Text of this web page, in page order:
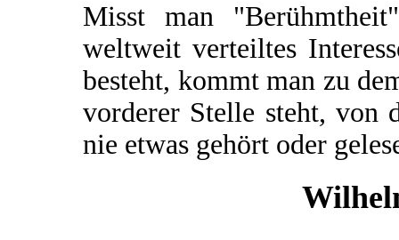
Misst man
weltweit verteiltes
besteht, kommt man zu
vorderer Stelle steht, von
nie etwas gehört oder